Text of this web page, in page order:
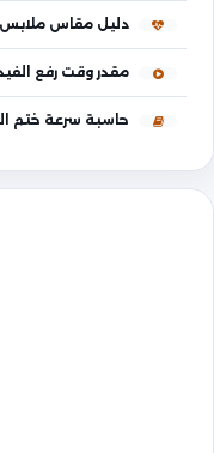
دليل مقاس
مقدر وقت رفع
حاسبة سرعة ختم